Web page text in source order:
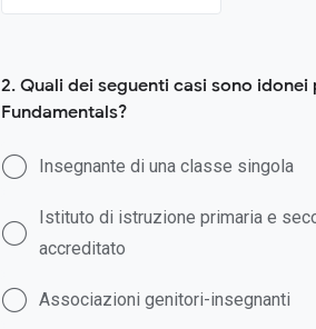
2. Quali dei seguenti casi sono
Fundamentals?
Insegnante di una classe singola
Istituto di istruzione primaria e
accreditato
Associazioni genitori-insegnanti